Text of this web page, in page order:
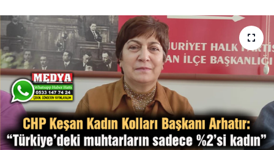
EĞİTİM
TARIM VE HAYVANCILIK
KÜLTÜR SANAT
RESMİ İLAN